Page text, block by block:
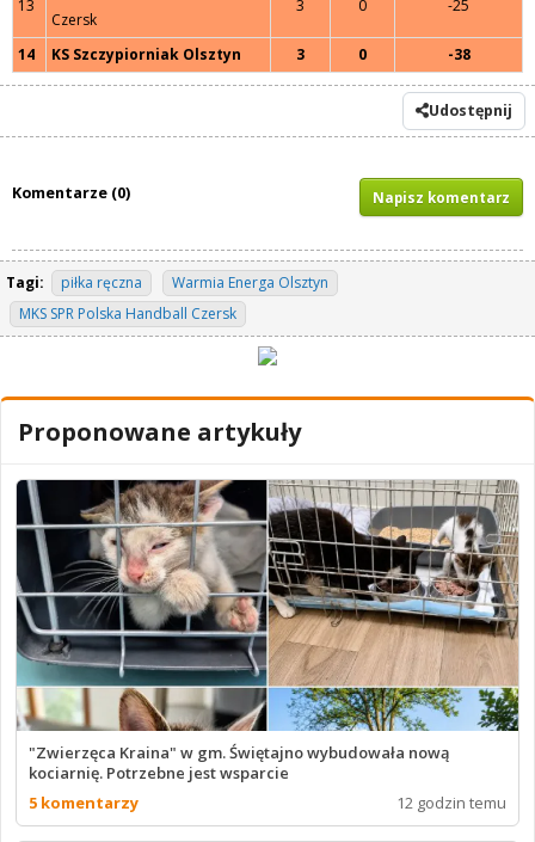
13
Czersk
3 0 -25
14 KS Szczypiorniak Olsztyn 3 0 -38
Udostępnij
Komentarze (0) Napisz komentarz
Tagi: piłka ręczna
Warmia Energa Olsztyn
MKS SPR Polska Handball Czersk
Proponowane artykuły
"Zwierzęca Kraina" w gm. Świętajno wybudowała nową
kociarnię. Potrzebne jest wsparcie
5 komentarzy
12 godzin temu